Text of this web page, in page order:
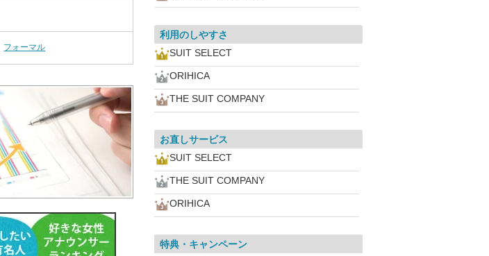
フォーマル
利用のしやすさ
SUIT SELECT
ORIHICA
THE SUIT COMPANY
お直しサービス
SUIT SELECT
THE SUIT COMPANY
ORIHICA
特典・キャンペーン